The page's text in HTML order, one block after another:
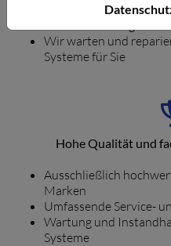
Sie profitieren von
Wir warten und
Systeme für Sie
Hohe Qualität und
Ausschließlich
Marken
Umfassende Service-
Wartung und
Systeme